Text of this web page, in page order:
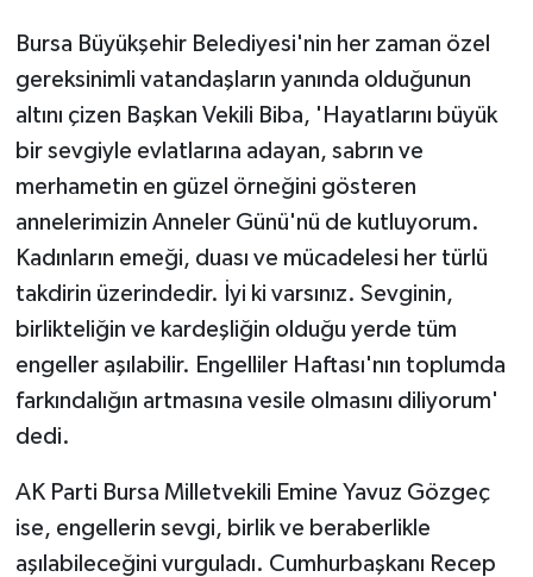
Bursa Büyükşehir Belediyesi'nin her zaman özel
gereksinimli vatandaşların yanında olduğunun
altını çizen Başkan Vekili Biba, 'Hayatlarını büyük
bir sevgiyle evlatlarına adayan, sabrın ve
merhametin en güzel örneğini gösteren
annelerimizin Anneler Günü'nü de kutluyorum.
Kadınların emeği, duası ve mücadelesi her türlü
takdirin üzerindedir. İyi ki varsınız. Sevginin,
birlikteliğin ve kardeşliğin olduğu yerde tüm
engeller aşılabilir. Engelliler Haftası'nın toplumda
farkındalığın artmasına vesile olmasını diliyorum'
dedi.
AK Parti Bursa Milletvekili Emine Yavuz Gözgeç
ise, engellerin sevgi, birlik ve beraberlikle
aşılabileceğini vurguladı. Cumhurbaşkanı Recep